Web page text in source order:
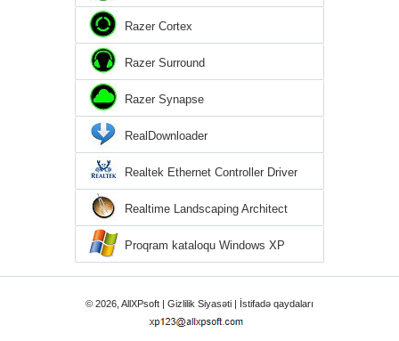
Razer Cortex
Razer Surround
Razer Synapse
RealDownloader
Realtek Ethernet Controller Driver
Realtime Landscaping Architect
Proqram kataloqu Windows XP
© 2026, AllXPsoft | Gizlilik Siyasəti İstifadə qaydaları